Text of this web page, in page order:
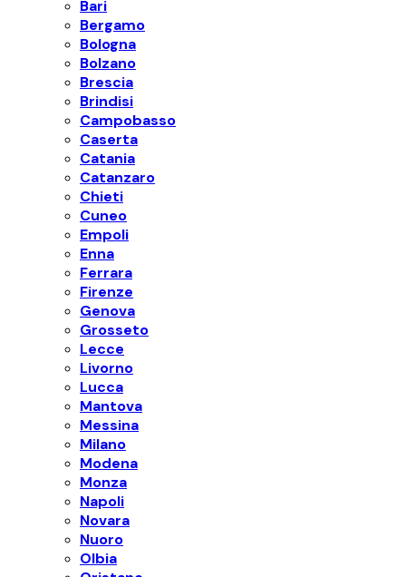
Bari
Bergamo
Bologna
Bolzano
Brescia
Brindisi
Campobasso
Caserta
Catania
Catanzaro
Chieti
Cuneo
Empoli
Enna
Ferrara
Firenze
Genova
Grosseto
Lecce
Livorno
Lucca
Mantova
Messina
Milano
Modena
Monza
Napoli
Novara
Nuoro
Olbia